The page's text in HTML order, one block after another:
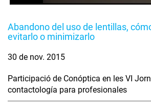
Abandono del uso de lentillas,
evitarlo o minimizarlo
30 de nov. 2015
Participació de Conóptica en les VI
contactología para profesionales